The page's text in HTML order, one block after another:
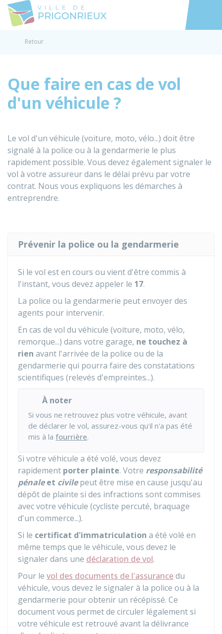
Accéder
Retour
Que faire en cas de vol
d'un véhicule ?
Le vol d'un véhicule (voiture, moto, vélo...) doit être
signalé à la police ou à la gendarmerie le plus
rapidement possible. Vous devez également signaler le
vol à votre assureur dans le délai prévu par votre
contrat. Nous vous expliquons les démarches à
entreprendre.
Prévenir la police ou la gendarmerie
Si le vol est en cours ou vient d'être commis à
l'instant, vous devez appeler le 17.
La police ou la gendarmerie peut envoyer des
agents pour intervenir.
En cas de vol du véhicule (voiture, moto, vélo,
remorque...) dans votre garage, ne touchez à
rien avant l'arrivée de la police ou de la
gendarmerie qui pourra faire des constatations
scientifiques (relevés d'empreintes...).
À noter
Si vous ne retrouvez plus votre véhicule, avant
de déclarer le vol, assurez-vous qu'il n'a pas été
mis à la fourrière.
Si votre véhicule a été volé, vous devez
rapidement porter plainte. Votre responsabilité
pénaleet civilepeut être mise en cause jusqu'au
dépôt de plainte si des infractions sont commises
avec votre véhicule (cycliste percuté, braquage
d'un commerce...).
Si le certificat d'immatriculation a été volé en
même temps que le véhicule, vous devez le
signaler dans une déclaration de vol.
Pour le vol des documents de l'assurancedu
véhicule, vous devez le signaler à la police ou à la
gendarmerie pour obtenir un récépissé. Ce
document vous permet de circuler légalement si
votre véhicule est retrouvé avant la délivrance